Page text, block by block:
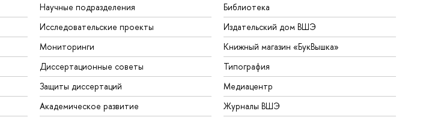
Научные подразделения
Исследовательские проекты
Мониторинги
Диссертационные советы
Защиты диссертаций
Академическое развитие
Библиотека
Издательский дом ВШЭ
Книжный магазин «БукВышка»
Типография
Медиацентр
Журналы ВШЭ